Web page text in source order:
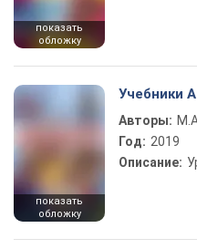
показать
обложку
показать
обложку
Учебники
Авторы:
Год: 2019
Описание: